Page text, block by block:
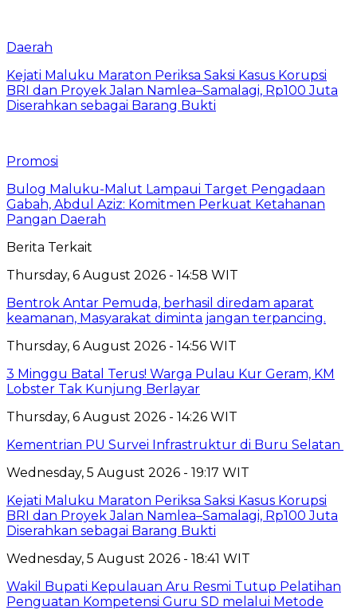
Daerah
Kejati Maluku Maraton Periksa Saksi Kasus Korupsi
BRI dan Proyek Jalan Namlea–Samalagi, Rp100 Juta
Diserahkan sebagai Barang Bukti
Promosi
Bulog Maluku-Malut Lampaui Target Pengadaan
Gabah, Abdul Aziz: Komitmen Perkuat Ketahanan
Pangan Daerah
Berita Terkait
Thursday, 6 August 2026 - 14:58 WIT
Bentrok Antar Pemuda, berhasil diredam aparat
keamanan, Masyarakat diminta jangan terpancing.
Thursday, 6 August 2026 - 14:56 WIT
3 Minggu Batal Terus! Warga Pulau Kur Geram, KM
Lobster Tak Kunjung Berlayar
Thursday, 6 August 2026 - 14:26 WIT
Kementrian PU Survei Infrastruktur di Buru Selatan
Wednesday, 5 August 2026 - 19:17 WIT
Kejati Maluku Maraton Periksa Saksi Kasus Korupsi
BRI dan Proyek Jalan Namlea–Samalagi, Rp100 Juta
Diserahkan sebagai Barang Bukti
Wednesday, 5 August 2026 - 18:41 WIT
Wakil Bupati Kepulauan Aru Resmi Tutup Pelatihan
Penguatan Kompetensi Guru SD melalui Metode